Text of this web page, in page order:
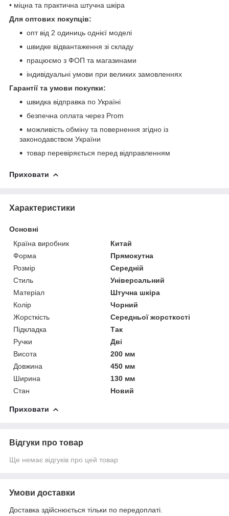
• міцна та практична штучна шкіра
Для оптових покупців:
опт від 2 одиниць однієї моделі
швидке відвантаження зі складу
працюємо з ФОП та магазинами
індивідуальні умови при великих замовленнях
Гарантії та умови покупки:
швидка відправка по Україні
безпечна оплата через Prom
можливість обміну та повернення згідно із
законодавством України
товар перевіряється перед відправленням
Приховати
Характеристики
Основні
Країна виробник
Китай
Форма
Прямокутна
Розмір
Середній
Стиль
Універсальний
Матеріал
Штучна шкіра
Колір
Чорний
Жорсткість
Середньої жорсткості
Підкладка
Так
Ручки
Дві
Висота
200 мм
Довжина
450 мм
Ширина
130 мм
Стан
Новий
Приховати
Відгуки про товар
Ще немає відгуків про цей товар
Умови доставки
Доставка здійснюється тільки по передоплаті.